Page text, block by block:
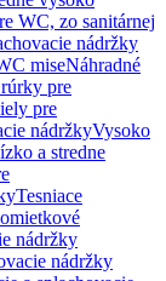
WC, zo sanitárnej
nádržky
miseNáhradné
pre
pre
nádržkyVysoko
a stredne
Tesniace
nádržky
nádržky